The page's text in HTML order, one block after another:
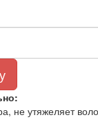
не утяжеляет